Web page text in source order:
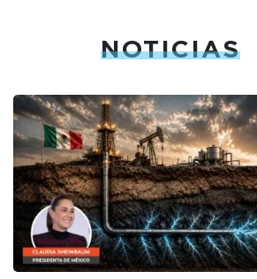
NOTICIAS